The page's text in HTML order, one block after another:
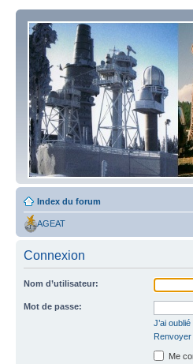
Index du forum
AGEAT
Connexion
Nom d’utilisateur:
Mot de passe:
J’ai
Renvoyer
Me